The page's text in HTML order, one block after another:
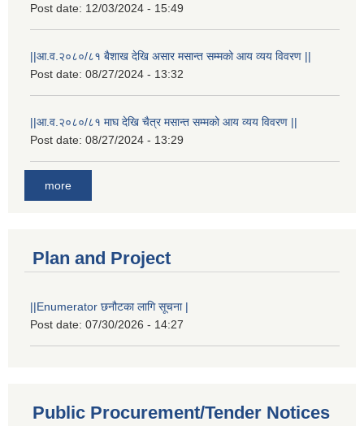
Post date: 12/03/2024 - 15:49
||आ.व.२०८०/८१ बैशाख देखि असार मसान्त सम्मको आय व्यय विवरण ||
Post date: 08/27/2024 - 13:32
||आ.व.२०८०/८१ माघ देखि चैत्र मसान्त सम्मको आय व्यय विवरण ||
Post date: 08/27/2024 - 13:29
more
Plan and Project
||Enumerator छनौटका लागि सूचना |
Post date: 07/30/2026 - 14:27
Public Procurement/Tender Notices